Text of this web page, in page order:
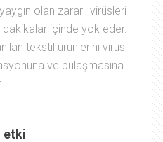
olan zararlı virüsleri
içinde yok eder.
tekstil ürünlerini virüs
ve bulaşmasına
etki